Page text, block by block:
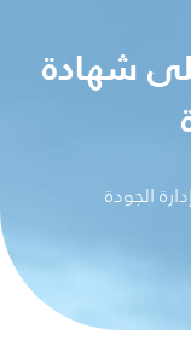
شهادة